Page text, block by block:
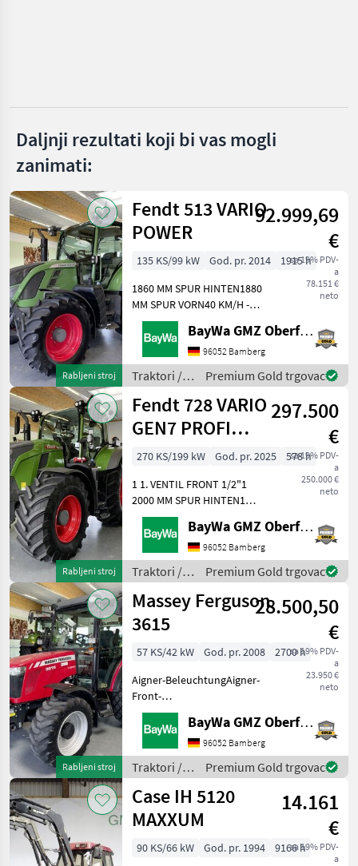
Explorer
55 DT
MARKETPLACE
Marketplace
Ponude
trgovaca oglasi
Daljnji rezultati koji bi vas mogli
zanimati:
Rabljeni stroj
Fendt 513 VARIO
POWER
92.999,69
€
sa 19% PDV-
a
78.151 €
neto
135 KS/99 kW God. pr. 2014
1915 h
1860 MM SPUR HINTEN1880
MM SPUR VORN40 KM/H -
AUSFÜHRUNGARBEITSSCHEINWERFER
DACH
VORNEARBEITSSCHEINWERFER
KOTFLÜGELAUTOM.
ANHÄNGEKUPPLUNG 38ER
BOLZENBODENMATTE
KABIN
BayWa GMZ Oberfranken
96052 Bamberg
Traktori /
Fendt
Premium Gold trgovac
Rabljeni stroj
Fendt 728 VARIO
GEN7 PROFI
PLUS
297.500
€
sa 19% PDV-
a
250.000 €
neto
270 KS/199 kW God. pr. 2025
578 h
1 1. VENTIL FRONT 1/2"1
2000 MM SPUR HINTEN1
2030 MM SPUR VORN1 3-
PKT.KAT.2/3 SK/HYDR.
ABSTÜTZUNG1 4 USB
ANSCHLÜSSE ARMLEHNE1
60 KM/H - AUSFÜHRUNG1
7POLIGE ANHÄNGERS
BayWa GMZ Oberfranken
96052 Bamberg
Traktori /
Fendt
Premium Gold trgovac
Rabljeni stroj
Massey Ferguson
3615
28.500,50
€
sa 19% PDV-
a
23.950 €
neto
57 KS/42 kW God. pr. 2008
2700 h
Aigner-BeleuchtungAigner-
Front­
hydraulikInnenspiegelAutomatische
AnhängekupplungBeifahrersitz
SicherheitsgurtDrehbare
VorderradkotflügelExterne
Hubwerksbetä
BayWa GMZ Oberfranken
96052 Bamberg
Traktori /
Massey
Ferguson
Premium Gold trgovac
Case IH 5120
MAXXUM
14.161
€
sa 19% PDV-
a
90 KS/66 kW God. pr. 1994 9166 h